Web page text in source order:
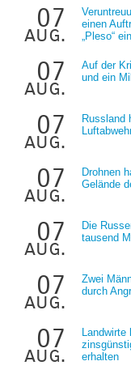
07
aug.
einen
„Pleso“
07
aug.
Auf der
und ein
07
aug.
Russland
07
aug.
Drohnen
Gelände
07
aug.
Die
tausend
07
aug.
Zwei
durch
07
aug.
Landwirte
erhalten